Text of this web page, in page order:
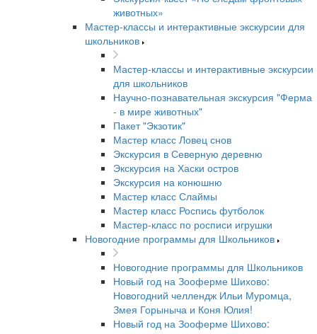
животных»
Мастер-классы и интерактивные экскурсии для
школьников
Мастер-классы и интерактивные экскурсии
для школьников
Научно-познавательная экскурсия "Ферма
- в мире животных"
Пакет "Экзотик"
Мастер класс Ловец снов
Экскурсия в Северную деревню
Экскурсия на Хаски остров
Экскурсия на конюшню
Мастер класс Слаймы
Мастер класс Роспись футболок
Мастер-класс по росписи игрушки
Новогодние программы для Школьников
Новогодние программы для Школьников
Новый год на Зооферме Шихово:
Новогодний челлендж Ильи Муромца,
Змея Горыныча и Коня Юлия!
Новый год на Зооферме Шихово: